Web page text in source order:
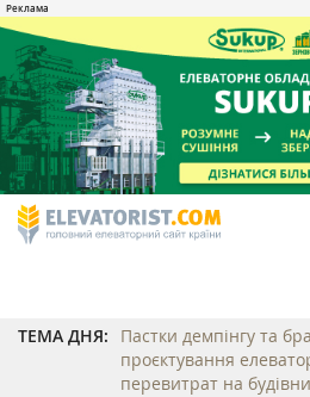
ТЕМА ДНЯ:
Пастки демпінгу та
проєктування
перевитрат на